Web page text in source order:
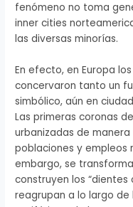
fenómeno no toma
inner cities
las diversas minorías.
En efecto, en Europa
concervaron tanto un
simbólico, aún en
Las primeras coronas
urbanizadas de
poblaciones y empleos
embargo, se
construyen los “dientes
reagrupan a lo largo